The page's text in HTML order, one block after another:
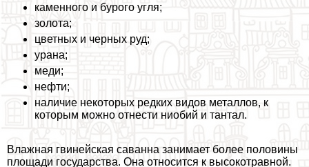
каменного и бурого угля;
золота;
цветных и черных руд;
урана;
меди;
нефти;
наличие некоторых редких видов металлов, к
которым можно отнести ниобий и тантал.
Влажная гвинейская саванна занимает более половины
площади государства. Она относится к высокотравной.